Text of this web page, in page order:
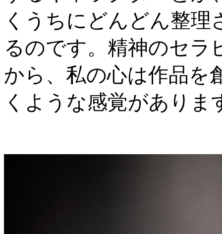
くうちにどんどん整
るのです。精神のセラ
から、私の心は作品を
くような感覚がありま